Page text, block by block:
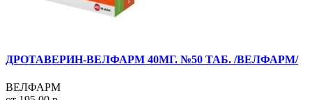
ДРОТАВЕРИН-ВЕЛФАРМ 40МГ. №50 ТАБ. /ВЕЛФАРМ/
ВЕЛФАРМ